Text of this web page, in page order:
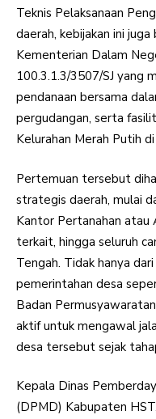
Teknis Pelaksanaan
daerah, kebijakan ini
Kementerian Dalam
100.3.1.3/3507/SJ yang
pendanaan bersama
pergudangan, serta
Kelurahan Merah Putih
Pertemuan tersebut
strategis daerah, mulai
Kantor Pertanahan atau
terkait, hingga seluruh
Tengah. Tidak hanya
pemerintahan desa
Badan
aktif untuk mengawal
desa tersebut sejak
Kepala Dinas
(DPMD) Kabupaten